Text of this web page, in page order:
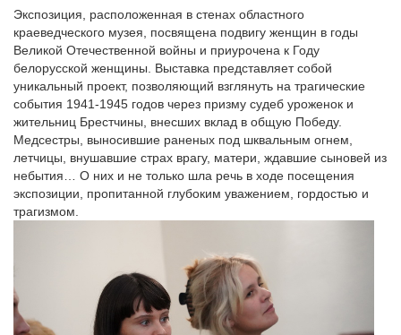
Экспозиция, расположенная в стенах областного
краеведческого музея, посвящена подвигу женщин в годы
Великой Отечественной войны и приурочена к Году
белорусской женщины. Выставка представляет собой
уникальный проект, позволяющий взглянуть на трагические
события 1941-1945 годов через призму судеб уроженок и
жительниц Брестчины, внесших вклад в общую Победу.
Медсестры, выносившие раненых под шквальным огнем,
летчицы, внушавшие страх врагу, матери, ждавшие сыновей из
небытия… О них и не только шла речь в ходе посещения
экспозиции, пропитанной глубоким уважением, гордостью и
трагизмом.